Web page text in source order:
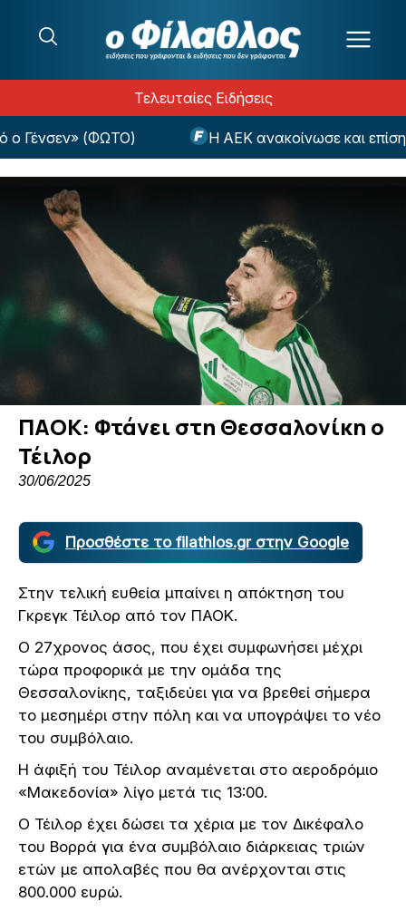
Τελευταίες Ειδήσεις
Γένσεν» (ΦΩΤΟ) Η ΑΕΚ ανακοίνωσε και
ΠΑΟΚ: Φτάνει στη Θεσσαλονίκη ο
Τέιλορ
30/06/2025
Προσθέστε το filathlos.gr στην Google
Στην τελική ευθεία μπαίνει η απόκτηση του
Γκρεγκ Τέιλορ από τον ΠΑΟΚ.
Ο 27χρονος άσος, που έχει συμφωνήσει μέχρι
τώρα προφορικά με την ομάδα της
Θεσσαλονίκης, ταξιδεύει για να βρεθεί σήμερα
το μεσημέρι στην πόλη και να υπογράψει το νέο
του συμβόλαιο.
Η άφιξή του Τέιλορ αναμένεται στο αεροδρόμιο
«Μακεδονία» λίγο μετά τις 13:00.
Ο Τέιλορ έχει δώσει τα χέρια με τον Δικέφαλο
του Βορρά για ένα συμβόλαιο διάρκειας τριών
ετών με απολαβές που θα ανέρχονται στις
800.000 ευρώ.